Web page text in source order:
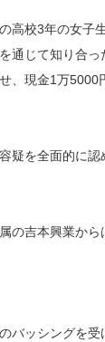
高校3年の女子
通じて知り合
、現金1万5000
疑を全面的に
の吉本興業から
バッシングを